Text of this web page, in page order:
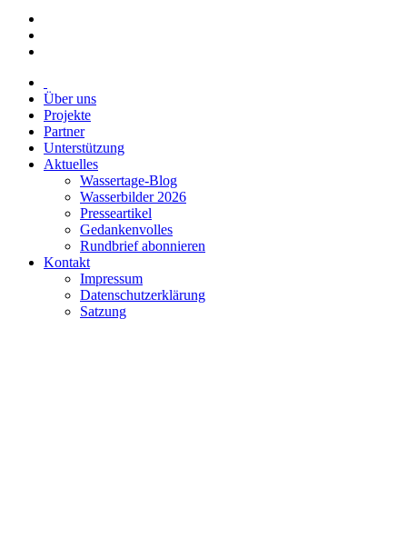
Über uns
Projekte
Partner
Unterstützung
Aktuelles
Wassertage-Blog
Wasserbilder 2026
Presseartikel
Gedankenvolles
Rundbrief abonnieren
Kontakt
Impressum
Datenschutzerklärung
Satzung